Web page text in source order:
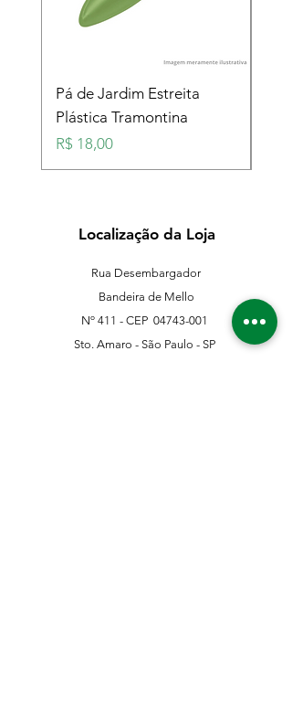
Pá de Jardim Estreita
Plástica Tramontina
Preço
R$ 18,00
Localização da Loja
Rua Desembargador
Bandeira de Mello
Nº 411 - CEP 04743-001
Sto. Amaro - São Paulo - SP